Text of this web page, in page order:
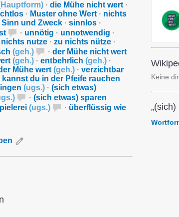
Hauptform) · die Mühe nicht wert ·
· Muster ohne Wert · nichts
und Zweck · sinnlos ·
· unnötig · unnotwendig ·
nichts nutze · zu nichts nütze ·
(geh.) · der Mühe nicht wert
(geh.) · entbehrlich (geh.) ·
Mühe wert (geh.) · verzichtbar
kannst du in der Pfeife rauchen
(ugs.) · (sich etwas)
) · (sich etwas) sparen
(ugs.) · überflüssig wie
Keine